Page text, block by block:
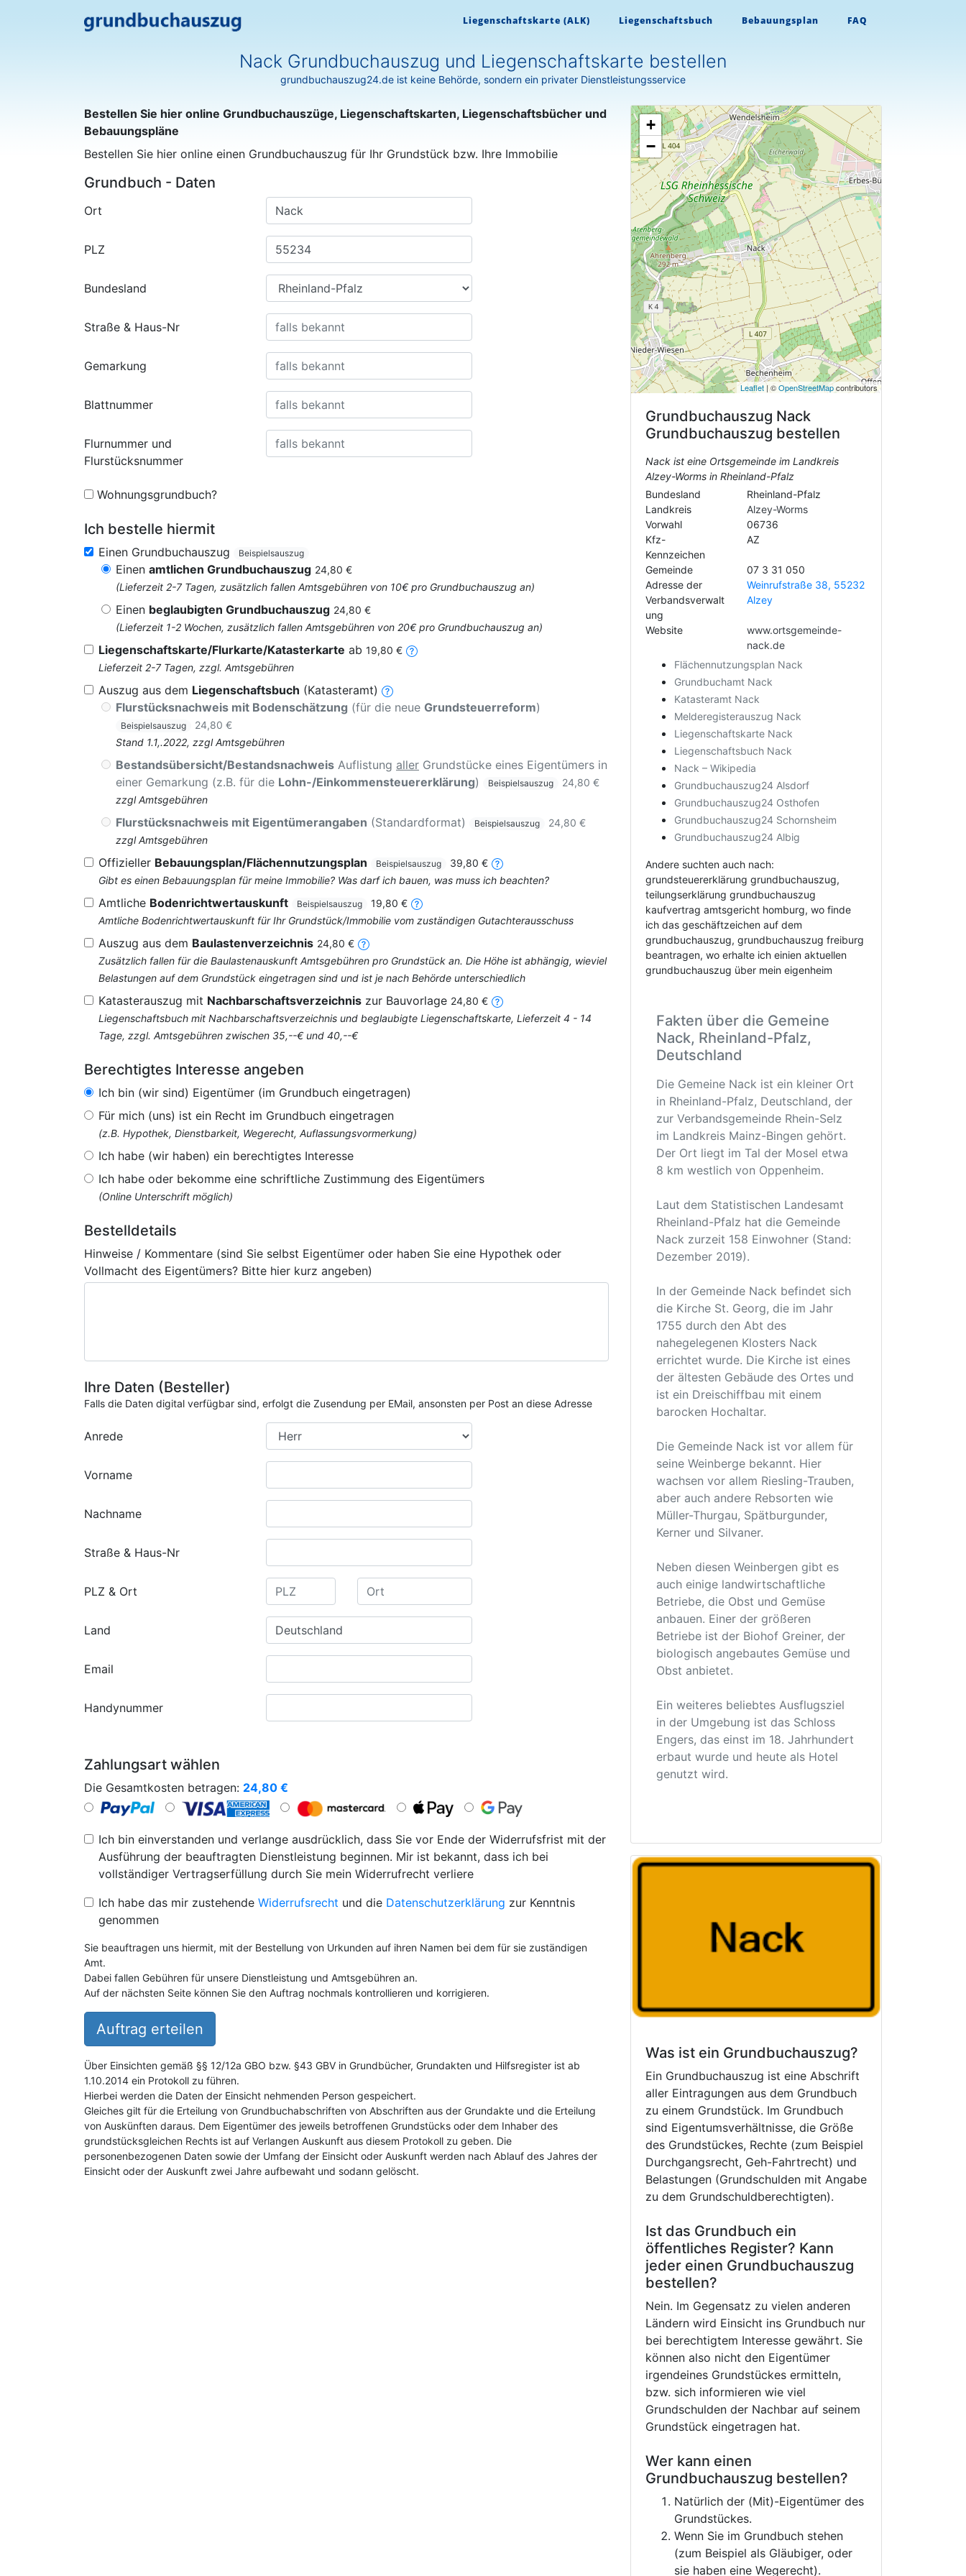
Liegenschaftskarte (ALK) Liegenschaftsbuch Bebauungsplan FAQ
Nack Grundbuchauszug und Liegenschaftskarte bestellen
grundbuchauszug24.de ist keine Behörde, sondern ein privater Dienstleistungsservice
Bestellen Sie hier online Grundbuchauszüge, Liegenschaftskarten, Liegenschaftsbücher und
Bebauungspläne
Bestellen Sie hier online einen Grundbuchauszug für Ihr Grundstück bzw. Ihre Immobilie
Grundbuch - Daten
Ort
PLZ
Bundesland
Straße & Haus-Nr
Gemarkung
Blattnummer
Flurnummer und
Flurstücksnummer
Wohnungsgrundbuch?
Ich bestelle hiermit
Einen Grundbuchauszug Beispielsauszug
Einen amtlichen Grundbuchauszug 24,80 €
(Lieferzeit 2-7 Tagen, zusätzlich fallen Amtsgebühren von 10€ pro Grundbuchauszug an)
Einen beglaubigten Grundbuchauszug 24,80 €
(Lieferzeit 1-2 Wochen, zusätzlich fallen Amtsgebühren von 20€ pro Grundbuchauszug an)
Liegenschaftskarte/Flurkarte/Katasterkarte ab 19,80 €
Lieferzeit 2-7 Tagen, zzgl. Amtsgebühren
Auszug aus dem Liegenschaftsbuch (Katasteramt)
Flurstücksnachweis mit Bodenschätzung (für die neue Grundsteuerreform)
Beispielsauszug
24,80 €
Stand 1.1,.2022, zzgl Amtsgebühren
Bestandsübersicht/Bestandsnachweis Auflistung aller Grundstücke eines Eigentümers in
einer Gemarkung (z.B. für die Lohn-/Einkommensteuererklärung) Beispielsauszug
24,80 €
zzgl Amtsgebühren
Flurstücksnachweis mit Eigentümerangaben (Standardformat) Beispielsauszug
24,80 €
zzgl Amtsgebühren
Offizieller Bebauungsplan/Flächennutzungsplan Beispielsauszug
39,80 €
Gibt es einen Bebauungsplan für meine Immobilie? Was darf ich bauen, was muss ich beachten?
Amtliche Bodenrichtwertauskunft Beispielsauszug
19,80 €
Amtliche Bodenrichtwertauskunft für Ihr Grundstück/Immobilie vom zuständigen Gutachterausschuss
Auszug aus dem Baulastenverzeichnis 24,80 €
Zusätzlich fallen für die Baulastenauskunft Amtsgebühren pro Grundstück an. Die Höhe ist abhängig, wieviel
Belastungen auf dem Grundstück eingetragen sind und ist je nach Behörde unterschiedlich
Katasterauszug mit Nachbarschaftsverzeichnis zur Bauvorlage 24,80 €
Liegenschaftsbuch mit Nachbarschaftsverzeichnis und beglaubigte Liegenschaftskarte, Lieferzeit 4 - 14
Tage, zzgl. Amtsgebühren zwischen 35,--€ und 40,--€
Berechtigtes Interesse angeben
Ich bin (wir sind) Eigentümer (im Grundbuch eingetragen)
Für mich (uns) ist ein Recht im Grundbuch eingetragen
(z.B. Hypothek, Dienstbarkeit, Wegerecht, Auflassungsvormerkung)
Ich habe (wir haben) ein berechtigtes Interesse
Ich habe oder bekomme eine schriftliche Zustimmung des Eigentümers
(Online Unterschrift möglich)
Bestelldetails
Hinweise / Kommentare (sind Sie selbst Eigentümer oder haben Sie eine Hypothek oder
Vollmacht des Eigentümers? Bitte hier kurz angeben)
Ihre Daten (Besteller)
Falls die Daten digital verfügbar sind, erfolgt die Zusendung per EMail, ansonsten per Post an diese Adresse
Anrede
Vorname
Nachname
Straße & Haus-Nr
PLZ & Ort
Land
Email
Handynummer
Zahlungsart wählen
Die Gesamtkosten betragen: 24,80 €
Ich bin einverstanden und verlange ausdrücklich, dass Sie vor Ende der Widerrufsfrist mit der
Ausführung der beauftragten Dienstleistung beginnen. Mir ist bekannt, dass ich bei
vollständiger Vertragserfüllung durch Sie mein Widerrufrecht verliere
Ich habe das mir zustehende Widerrufsrecht und die Datenschutzerklärung zur Kenntnis
genommen
Sie beauftragen uns hiermit, mit der Bestellung von Urkunden auf ihren Namen bei dem für sie zuständigen
Amt.
Dabei fallen Gebühren für unsere Dienstleistung und Amtsgebühren an.
Auf der nächsten Seite können Sie den Auftrag nochmals kontrollieren und korrigieren.
Auftrag erteilen
Über Einsichten gemäß §§ 12/12a GBO bzw. §43 GBV in Grundbücher, Grundakten und Hilfsregister ist ab
1.10.2014 ein Protokoll zu führen.
Hierbei werden die Daten der Einsicht nehmenden Person gespeichert.
Gleiches gilt für die Erteilung von Grundbuchabschriften von Abschriften aus der Grundakte und die Erteilung
von Auskünften daraus. Dem Eigentümer des jeweils betroffenen Grundstücks oder dem Inhaber des
grundstücksgleichen Rechts ist auf Verlangen Auskunft aus diesem Protokoll zu geben. Die
personenbezogenen Daten sowie der Umfang der Einsicht oder Auskunft werden nach Ablauf des Jahres der
Einsicht oder der Auskunft zwei Jahre aufbewaht und sodann gelöscht.
+
−
Leaflet | ©OpenStreetMapcontributors
Grundbuchauszug Nack
Grundbuchauszug bestellen
Nack ist eine Ortsgemeinde im Landkreis
Alzey-Worms in Rheinland-Pfalz
Bundesland
Rheinland-Pfalz
Landkreis
Alzey-Worms
Vorwahl
06736
Kfz-
Kennzeichen
AZ
Gemeinde
07 3 31 050
Adresse der
Verbandsverwalt
ung
Weinrufstraße 38, 55232
Alzey
Website
www.ortsgemeinde-
nack.de
Flächennutzungsplan Nack
Grundbuchamt Nack
Katasteramt Nack
Melderegisterauszug Nack
Liegenschaftskarte Nack
Liegenschaftsbuch Nack
Nack – Wikipedia
Grundbuchauszug24 Alsdorf
Grundbuchauszug24 Osthofen
Grundbuchauszug24 Schornsheim
Grundbuchauszug24 Albig
Andere suchten auch nach:
grundsteuererklärung grundbuchauszug,
teilungserklärung grundbuchauszug
kaufvertrag amtsgericht homburg, wo finde
ich das geschäftzeichen auf dem
grundbuchauszug, grundbuchauszug freiburg
beantragen, wo erhalte ich einien aktuellen
grundbuchauszug über mein eigenheim
Fakten über die Gemeine
Nack, Rheinland-Pfalz,
Deutschland
Die Gemeine Nack ist ein kleiner Ort
in Rheinland-Pfalz, Deutschland, der
zur Verbandsgemeinde Rhein-Selz
im Landkreis Mainz-Bingen gehört.
Der Ort liegt im Tal der Mosel etwa
8 km westlich von Oppenheim.
Laut dem Statistischen Landesamt
Rheinland-Pfalz hat die Gemeinde
Nack zurzeit 158 Einwohner (Stand:
Dezember 2019).
In der Gemeinde Nack befindet sich
die Kirche St. Georg, die im Jahr
1755 durch den Abt des
nahegelegenen Klosters Nack
errichtet wurde. Die Kirche ist eines
der ältesten Gebäude des Ortes und
ist ein Dreischiffbau mit einem
barocken Hochaltar.
Die Gemeinde Nack ist vor allem für
seine Weinberge bekannt. Hier
wachsen vor allem Riesling-Trauben,
aber auch andere Rebsorten wie
Müller-Thurgau, Spätburgunder,
Kerner und Silvaner.
Neben diesen Weinbergen gibt es
auch einige landwirtschaftliche
Betriebe, die Obst und Gemüse
anbauen. Einer der größeren
Betriebe ist der Biohof Greiner, der
biologisch angebautes Gemüse und
Obst anbietet.
Ein weiteres beliebtes Ausflugsziel
in der Umgebung ist das Schloss
Engers, das einst im 18. Jahrhundert
erbaut wurde und heute als Hotel
genutzt wird.
Was ist ein Grundbuchauszug?
Ein Grundbuchauszug ist eine Abschrift
aller Eintragungen aus dem Grundbuch
zu einem Grundstück. Im Grundbuch
sind Eigentumsverhältnisse, die Größe
des Grundstückes, Rechte (zum Beispiel
Durchgangsrecht, Geh-Fahrtrecht) und
Belastungen (Grundschulden mit Angabe
zu dem Grundschuldberechtigten).
Ist das Grundbuch ein
öffentliches Register? Kann
jeder einen Grundbuchauszug
bestellen?
Nein. Im Gegensatz zu vielen anderen
Ländern wird Einsicht ins Grundbuch nur
bei berechtigtem Interesse gewährt. Sie
können also nicht den Eigentümer
irgendeines Grundstückes ermitteln,
bzw. sich informieren wie viel
Grundschulden der Nachbar auf seinem
Grundstück eingetragen hat.
Wer kann einen
Grundbuchauszug bestellen?
Natürlich der (Mit)-Eigentümer des
Grundstückes.
Wenn Sie im Grundbuch stehen
(zum Beispiel als Gläubiger, oder
sie haben eine Wegerecht).